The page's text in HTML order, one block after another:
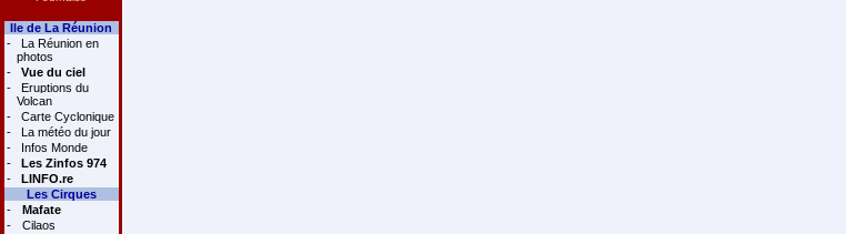
Ile de La Réunion
-
La Réunion en
photos
-
Vue du ciel
-
Eruptions du
Volcan
-
Carte Cyclonique
-
La météo du jour
-
Infos Monde
-
Les Zinfos 974
-
LINFO.re
Les Cirques
-
Mafate
-
Cilaos